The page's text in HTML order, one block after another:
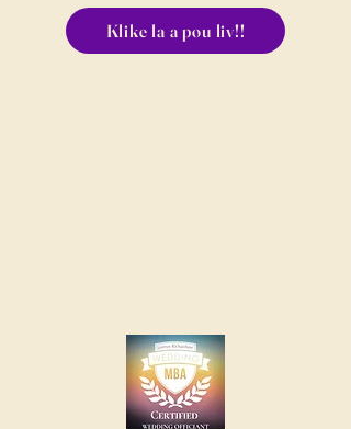
Klike la a pou liv!!